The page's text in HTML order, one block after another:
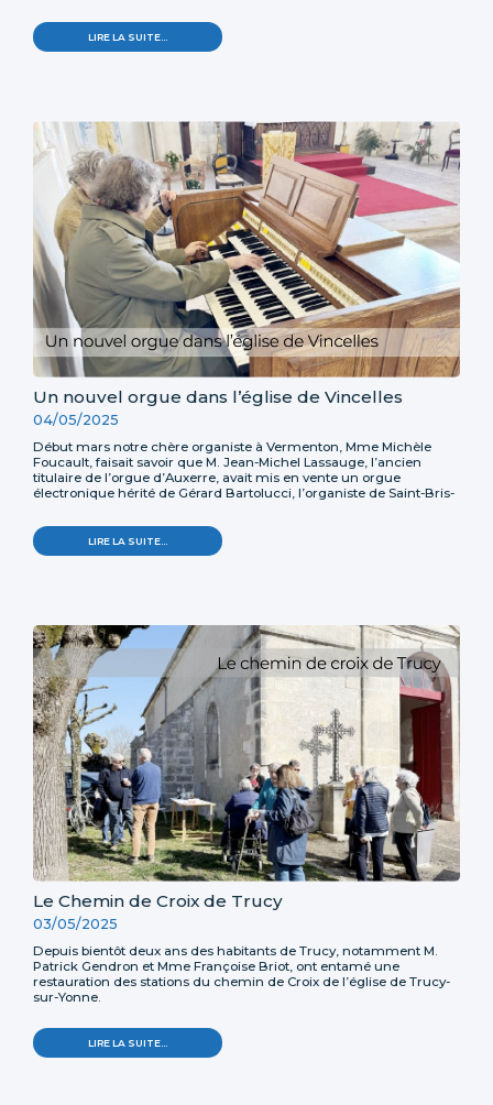
RETOUR
SUR
DOYENNÉ
L'AUXERROIS
-
LIRE LA SUITE…
Un nouvel orgue dans l’église de Vincelles
04/05/2025
Début mars notre chère organiste à Vermenton, Mme Michèle
Foucault, faisait savoir que M. Jean-Michel Lassauge, l’ancien
titulaire de l’orgue d’Auxerre, avait mis en vente un orgue
électronique hérité de Gérard Bartolucci, l’organiste de Saint-Bris-
UN
NOUVEL
VINCELLES
-
LIRE LA SUITE…
Le Chemin de Croix de Trucy
03/05/2025
Depuis bientôt deux ans des habitants de Trucy, notamment M.
Patrick Gendron et Mme Françoise Briot, ont entamé une
restauration des stations du chemin de Croix de l’église de Trucy-
sur-Yonne.
LE
CHEMIN
LIRE LA SUITE…